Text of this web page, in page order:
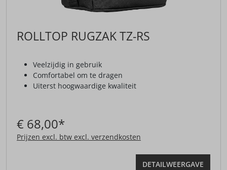
ROLLTOP RUGZAK TZ-RS
Veelzijdig in gebruik
Comfortabel om te dragen
Uiterst hoogwaardige kwaliteit
€ 68,00*
Prijzen excl. btw excl. verzendkosten
DETAILWEERGAVE